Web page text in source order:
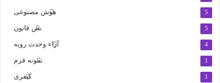
هوش مصنوعی 5
نص قانون 5
آراء وحدت رویه 4
نمونه فرم 1
کیفری 1